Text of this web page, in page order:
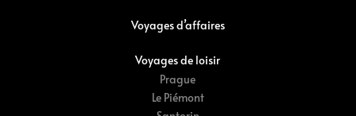
Voyages d’affaires
Voyages de loisir
Prague
Le Piémont